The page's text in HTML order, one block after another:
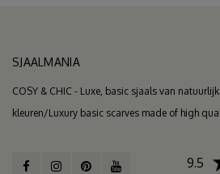
SJAALMANIA
COSY & CHIC - Luxe, basic sjaals van
kleuren/Luxury basic scarves made of high
9.5